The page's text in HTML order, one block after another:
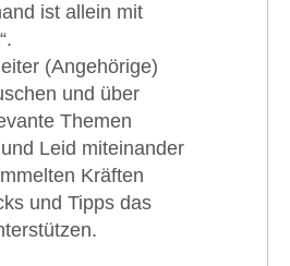
ist allein mit
(Angehörige)
und über
Themen
Leid miteinander
Kräften
und Tipps das